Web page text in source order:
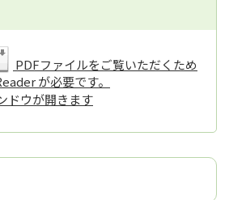
PDFファイルをご覧いただくため
が必要です。